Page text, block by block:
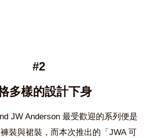
#2
多樣的設計下身
JW Anderson 最受歡迎的系列便是
裝與裙裝，而本次推出的 「 JWA可